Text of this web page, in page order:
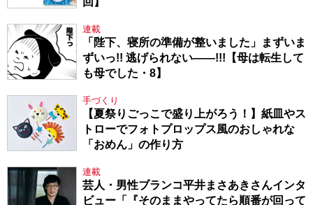
連載
「陛下、寝所の準備が整いました」まずいま
ずいっ!! 逃げられない――!!!【母は転生して
も母でした・8】
手づくり
【夏祭りごっこで盛り上がろう！】紙皿やス
トローでフォトプロップス風のおしゃれな
「おめん」の作り方
連載
芸人・男性ブランコ平井まさあきさんインタ
ビュー「『そのままやってたら順番が回って